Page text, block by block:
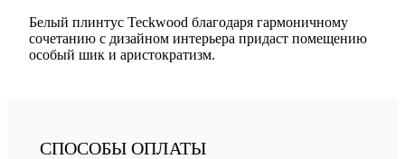
Белый плинтус Teckwood благодаря гармоничному
сочетанию с дизайном интерьера придаст помещению
особый шик и аристократизм.
СПОСОБЫ ОПЛАТЫ